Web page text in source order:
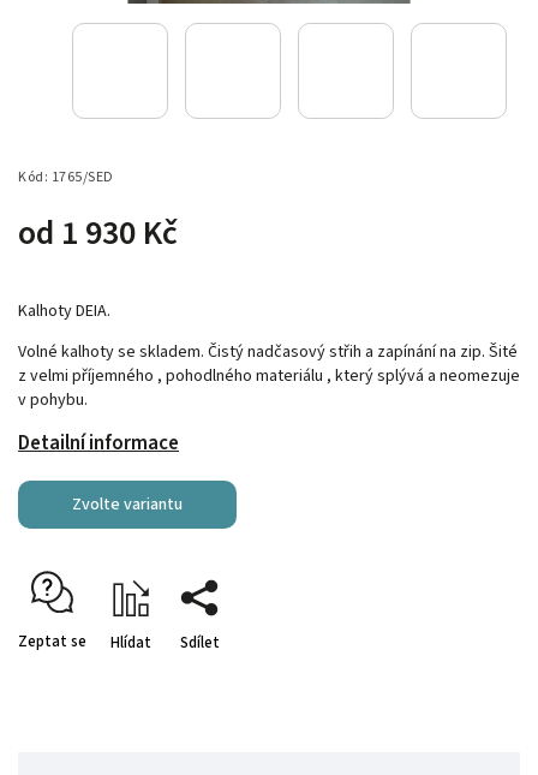
Kód: 1765/SED
od 1 930 Kč
Kalhoty DEIA.
Volné kalhoty se skladem. Čistý nadčasový střih a zapínání na zip. Šité
z velmi příjemného , pohodlného materiálu , který splývá a neomezuje
v pohybu.
Detailní informace
Zvolte variantu
Zeptat se Hlídat Sdílet